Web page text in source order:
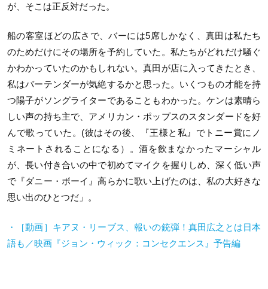
が、そこは正反対だった。
船の客室ほどの広さで、バーには5席しかなく、真田は私たち
のためだけにその場所を予約していた。私たちがどれだけ騒ぐ
かわかっていたのかもしれない。真田が店に入ってきたとき、
私はバーテンダーが気絶するかと思った。いくつもの才能を持
つ陽子がソングライターであることもわかった。ケンは素晴ら
しい声の持ち主で、アメリカン・ポップスのスタンダードを好
んで歌っていた。 (彼はその後、『王様と私』でトニー賞にノ
ミネートされることになる）。酒を飲まなかったマーシャル
が、長い付き合いの中で初めてマイクを握りしめ、深く低い声
で『ダニー・ボーイ』高らかに歌い上げたのは、私の大好きな
思い出のひとつだ」。
・［動画］キアヌ・リーブス、報いの銃弾！真田広之とは日本
語も／映画『ジョン・ウィック：コンセクエンス』予告編